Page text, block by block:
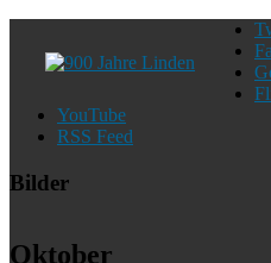
Oktober
YouTube
RSS Feed
Bilder